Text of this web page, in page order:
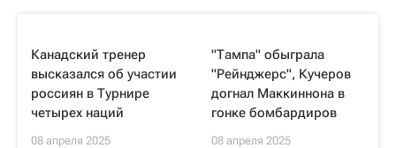
Канадский тренер
высказался об участии
россиян в Турнире
четырех наций
08 апреля 2025
"Тампа" обыграла
"Рейнджерс", Кучеров
догнал Маккиннона в
гонке бомбардиров
08 апреля 2025